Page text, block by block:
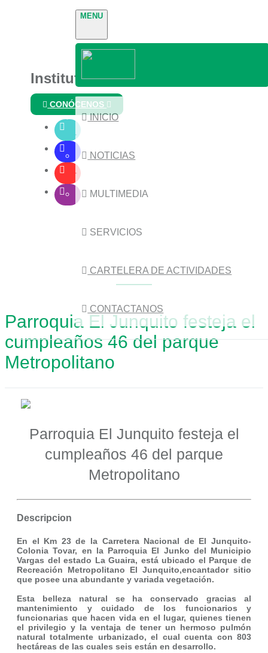
MENU
INICIO
NOTICIAS
MULTIMEDIA
SERVICIOS
CARTELERA DE ACTIVIDADES
CONTACTANOS
Instituto Nacional de Parques
CONÓCENOS
Parroquia El Junquito festeja el
cumpleaños 46 del parque
Metropolitano
Parroquia El Junquito festeja el
cumpleaños 46 del parque
Metropolitano
Descripcion
En el Km 23 de la Carretera Nacional de El Junquito-
Colonia Tovar, en la Parroquia El Junko del Municipio
Vargas del estado La Guaira, está ubicado el Parque de
Recreación Metropolitano El Junquito,encantador sitio
que posee una abundante y variada vegetación.
Esta belleza natural se ha conservado gracias al
mantenimiento y cuidado de los funcionarios y
funcionarias que hacen vida en el lugar, quienes tienen
el privilegio y la ventaja de tener un hermoso pulmón
natural totalmente urbanizado, el cual cuenta con 803
hectáreas de las cuales seis están en desarrollo.